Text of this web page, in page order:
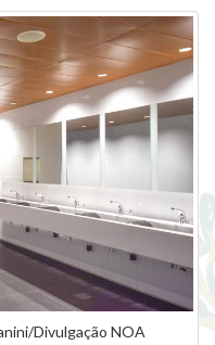
Divulgação NOA